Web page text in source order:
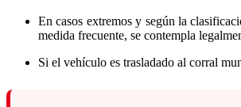
En casos extremos y según la
medida frecuente, se contempla
Si el vehículo es trasladado al corral